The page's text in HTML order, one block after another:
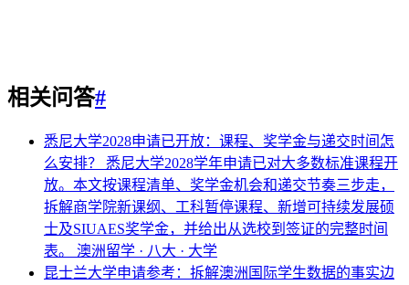
相关问答#
悉尼大学2028申请已开放：课程、奖学金与递交时间怎
么安排？ 悉尼大学2028学年申请已对大多数标准课程开
放。本文按课程清单、奖学金机会和递交节奏三步走，
拆解商学院新课纲、工科暂停课程、新增可持续发展硕
士及SIUAES奖学金，并给出从选校到签证的完整时间
表。 澳洲留学 · 八大 · 大学
昆士兰大学申请参考：拆解澳洲国际学生数据的事实边